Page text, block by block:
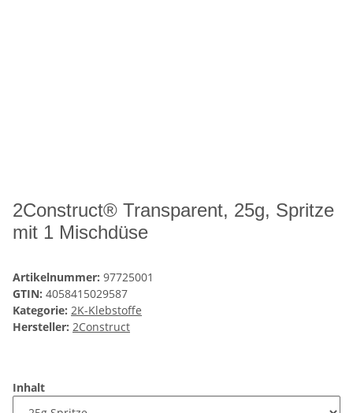
2Construct® Transparent, 25g, Spritze
mit 1 Mischdüse
Artikelnummer: 97725001
GTIN: 4058415029587
Kategorie: 2K-Klebstoffe
Hersteller: 2Construct
Inhalt